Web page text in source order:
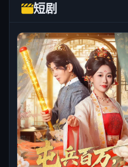
短剧